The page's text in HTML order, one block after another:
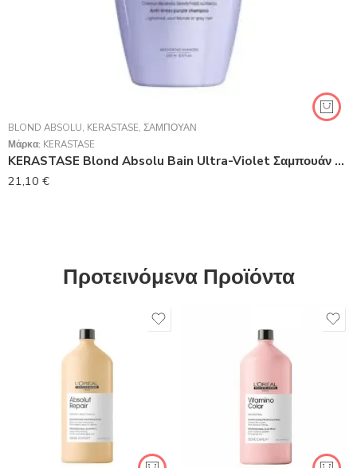
BLOND ABSOLU, KERASTASE, ΣΑΜΠΟΥΆΝ
Μάρκα: KERASTASE
KERASTASE Blond Absolu Bain Ultra-Violet Σαμπουάν Με Μωβ Χρωστική Για Βαμμένα Ξανθά Μαλλιά 250m
21,10 €
Προτεινόμενα Προϊόντα